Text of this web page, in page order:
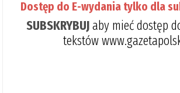
Dostęp do E-wydania tylko dla
SUBSKRYBUJaby mieć dostęp
tekstów